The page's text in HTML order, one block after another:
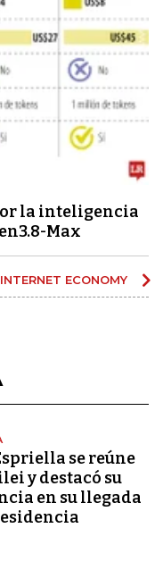
la inteligencia
Max
ECONOMY
se reúne
y destacó su
en su llegada